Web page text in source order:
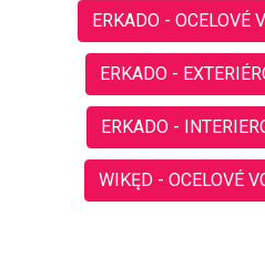
ERKADO - OCELOVÉ
ERKADO -
ERKADO -
WIKĘD - OCELOVÉ